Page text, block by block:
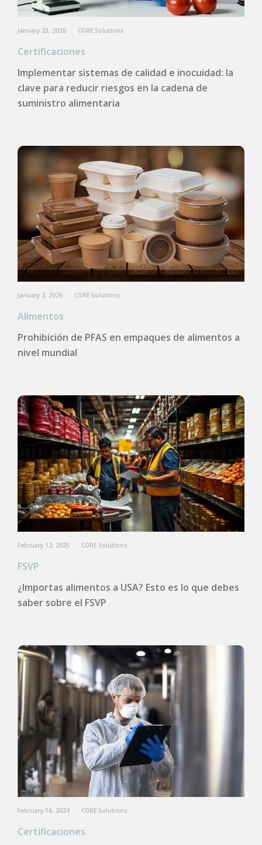
January 23, 2026 CORE Solutions
Certificaciones
Implementar sistemas de calidad e inocuidad: la
clave para reducir riesgos en la cadena de
suministro alimentaria
January 2, 2026 CORE Solutions
Alimentos
Prohibición de PFAS en empaques de alimentos a
nivel mundial
February 12, 2025 CORE Solutions
FSVP
¿Importas alimentos a USA? Esto es lo que debes
saber sobre el FSVP
February 16, 2024 CORE Solutions
Certificaciones